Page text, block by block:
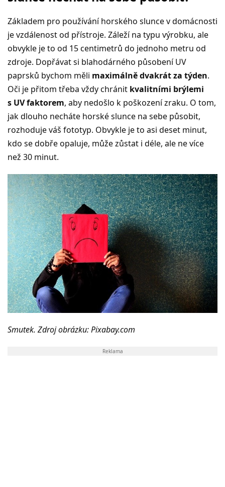
Základem pro používání horského slunce v domácnosti
je vzdálenost od přístroje. Záleží na typu výrobku, ale
obvykle je to od 15 centimetrů do jednoho metru od
zdroje. Dopřávat si blahodárného působení UV
paprsků bychom měli maximálně dvakrát za týden.
Oči je přitom třeba vždy chránit kvalitními brýlemi
s UV faktorem, aby nedošlo k poškození zraku. O tom,
jak dlouho necháte horské slunce na sebe působit,
rozhoduje váš fototyp. Obvykle je to asi deset minut,
kdo se dobře opaluje, může zůstat i déle, ale ne více
než 30 minut.
Smutek. Zdroj obrázku: Pixabay.com
Reklama